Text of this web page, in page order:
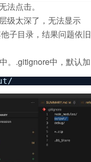
法点击。
级太深了，无法显示
子目录，结果问题依旧
。.gitignore中，默认